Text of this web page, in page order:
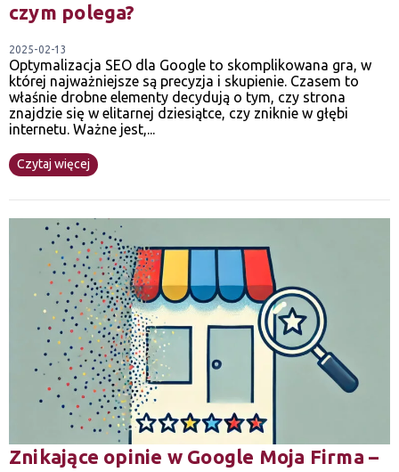
czym polega?
2025-02-13
Optymalizacja SEO dla Google to skomplikowana gra, w
której najważniejsze są precyzja i skupienie. Czasem to
właśnie drobne elementy decydują o tym, czy strona
znajdzie się w elitarnej dziesiątce, czy zniknie w głębi
internetu. Ważne jest,...
Czytaj więcej
Znikające opinie w Google Moja Firma –